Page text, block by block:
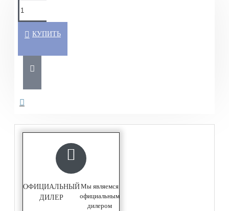
КУПИТЬ
ОФИЦИАЛЬНЫЙ
ДИЛЕР
Мы являемся
официальным
дилером